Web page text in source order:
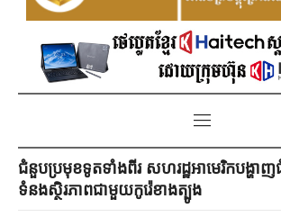
ជំនួបប្រមុខទូតទាំងពីរ សហរដ្ឋអាមេរិកបង្ហា
ទំនងស្ថិរភាពជាមួយកូរ៉េខាងត្បូង